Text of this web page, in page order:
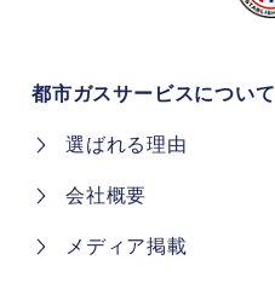
都市ガスサービスについて
選ばれる理由
会社概要
メディア掲載